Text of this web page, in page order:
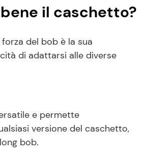
il caschetto?
del bob è la sua
di adattarsi alle diverse
e permette
versione del caschetto,
bob.